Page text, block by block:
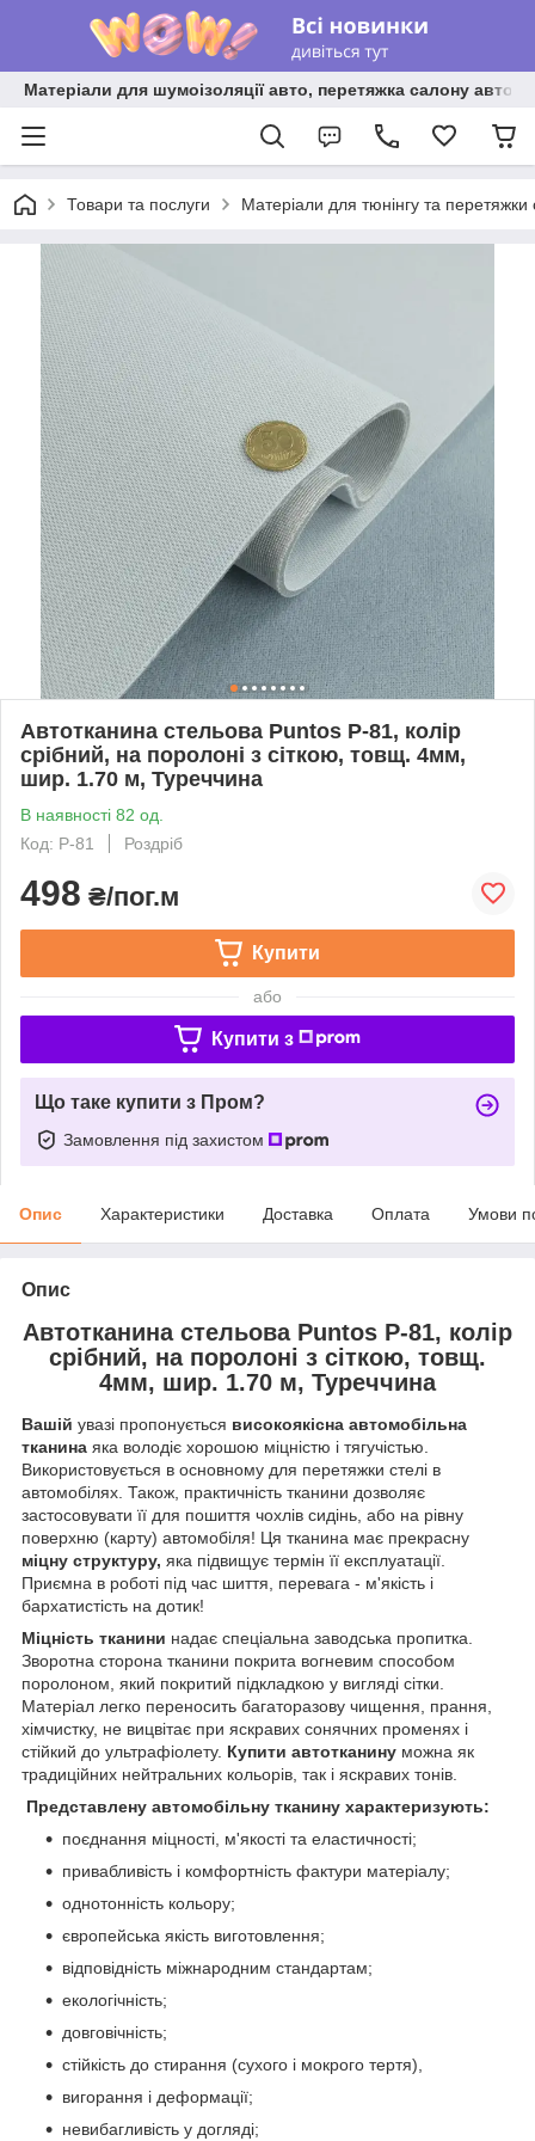
Матеріали для шумоізоляції авто, перетяжка салону авто
Товари та послуги Матеріали для тюнінгу та
Автотканина стельова Puntos P-81, колір
срібний, на поролоні з сіткою, товщ. 4мм,
шир. 1.70 м, Туреччина
В наявності 82 од.
Код: P-81
Роздріб
498 ₴/пог.м
Купити
або
Купити з
Що таке купити з Пром?
Замовлення під захистом
Опис Характеристики Доставка Оплата Умови
Опис
Автотканина стельова Puntos P-81, колір
срібний, на поролоні з сіткою, товщ.
4мм, шир. 1.70 м, Туреччина
Вашій увазі пропонується високоякісна автомобільна
тканина яка володіє хорошою міцністю і тягучістью.
Використовується в основному для перетяжки стелі в
автомобілях. Також, практичність тканини дозволяє
застосовувати її для пошиття чохлів сидінь, або на рівну
поверхню (карту) автомобіля! Ця тканина має прекрасну
міцну структуру, яка підвищує термін її експлуатації.
Приємна в роботі під час шиття, перевага - м'якість і
бархатистість на дотик!
Міцність тканини надає спеціальна заводська пропитка.
Зворотна сторона тканини покрита вогневим способом
поролоном, який покритий підкладкою у вигляді сітки.
Матеріал легко переносить багаторазову чищення, прання,
хімчистку, не вицвітає при яскравих сонячних променях і
стійкий до ультрафіолету. Купити автотканину можна як
традиційних нейтральних кольорів, так і яскравих тонів.
Представлену автомобільну тканину характеризують:
поєднання міцності, м'якості та еластичності;
привабливість і комфортність фактури матеріалу;
однотонність кольору;
європейська якість виготовлення;
відповідність міжнародним стандартам;
екологічність;
довговічність;
стійкість до стирання (сухого і мокрого тертя),
вигорання і деформації;
невибагливість у догляді;